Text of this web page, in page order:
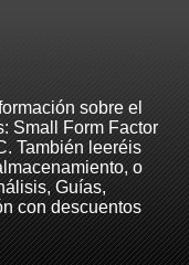
sobre el
Small Form Factor
También leeréis
o
Guías,
con descuentos